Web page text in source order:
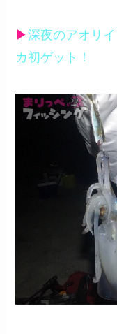
▶︎深夜のアオリ
カ初ゲット！